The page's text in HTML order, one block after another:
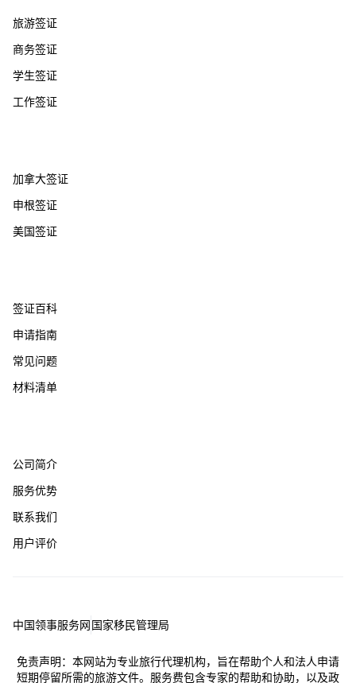
旅游签证
商务签证
学生签证
工作签证
加拿大签证
申根签证
美国签证
签证百科
申请指南
常见问题
材料清单
公司简介
服务优势
联系我们
用户评价
中国领事服务网国家移民管理局
免责声明：本网站为专业旅行代理机构，旨在帮助个人和法人申请
短期停留所需的旅游文件。服务费包含专家的帮助和协助，以及政